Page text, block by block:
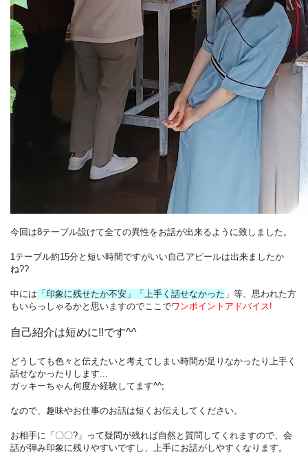
今回は8テーブル設けて全ての異性をお話が出来るように致しました。
1テーブル約15分と短い時間ですがいい自己アピールは出来ましたか
ね??
中には 「印象に残せたか不安」「上手く話せなかった 」 等、思われた方
もいらっしゃるかと思いますのでここでワンポイントアドバイス!
自己紹介は短めに!!です^^
どうしても色々と伝えたいと考えてしまい時間が足りなかったり上手く
話せなかったりします...
ガッキーちゃん何度か経験してます^^;
なので、 趣味やお仕事のお話は短くお伝えしてください。
お相手に 「〇〇?」 って疑問が残れば自然と質問してくれますので、会
話が弾み印象に残りやすいですし、上手にお話がしやすくなります。